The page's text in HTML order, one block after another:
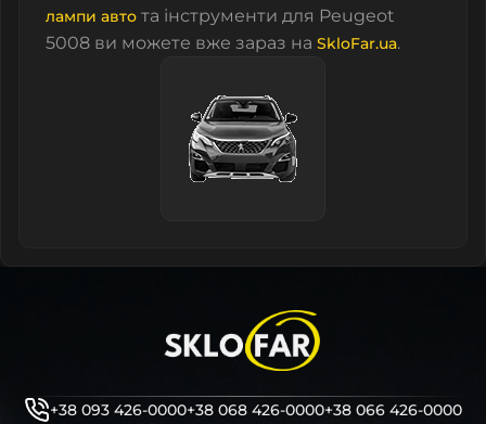
лампи авто та інструменти для Peugeot
5008 ви можете вже зараз на SkloFar.ua.
+38 093 426-0000+38 068 426-0000+38 066 426-0000